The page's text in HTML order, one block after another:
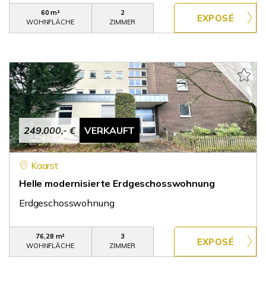
60 m²
WOHNFLÄCHE
2
ZIMMER
249.000,- € VERKAUFT
Kaarst
Helle modernisierte Erdgeschosswohnung
Erdgeschosswohnung
76,28 m²
WOHNFLÄCHE
3
ZIMMER